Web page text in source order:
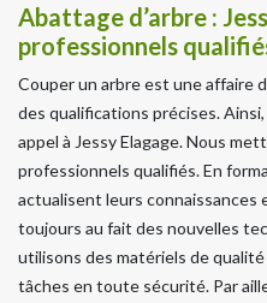
Abattage d’arbre :
professionnels
Couper un arbre est une affaire
des qualifications précises.
appel à Jessy Elagage. Nous
professionnels qualifiés. En
actualisent leurs connaissances
toujours au fait des nouvelles
utilisons des matériels de
tâches en toute sécurité. Par